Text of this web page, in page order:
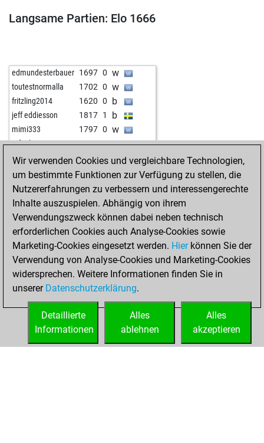
Langsame Partien: Elo 1666
edmundesterbauer 1697 0 w
toutestnormalla 1702 0 w
fritzling2014 1620 0 b
jeff eddiesson 1817 1 b
mimi333 1797 0 w
rafael1307 1636 1 w
haye78 1560 1 b
brianvassallo 1519 1 w
brianvassallo 1532 1 b
colcress 1636 1 b
alaaf2001 1681 1 w
STARTSEITE ERFOLGE
Wir verwenden Cookies und vergleichbare Technologien,
um bestimmte Funktionen zur Verfügung zu stellen, die
Nutzererfahrungen zu verbessern und interessengerechte
Inhalte auszuspielen. Abhängig von ihrem
Verwendungszweck können dabei neben technisch
erforderlichen Cookies auch Analyse-Cookies sowie
Marketing-Cookies eingesetzt werden. Hierkönnen Sie der
Verwendung von Analyse-Cookies und Marketing-Cookies
widersprechen. Weitere Informationen finden Sie in
unserer Datenschutzerklärung.
Alles
akzeptieren
Alles
ablehnen
Detaillierte
Informationen